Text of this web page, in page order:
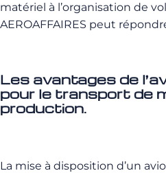
matériel à l’organisation de
AEROAFFAIRES peut
Les avantages de
pour le transport de
production.
La mise à disposition d’un